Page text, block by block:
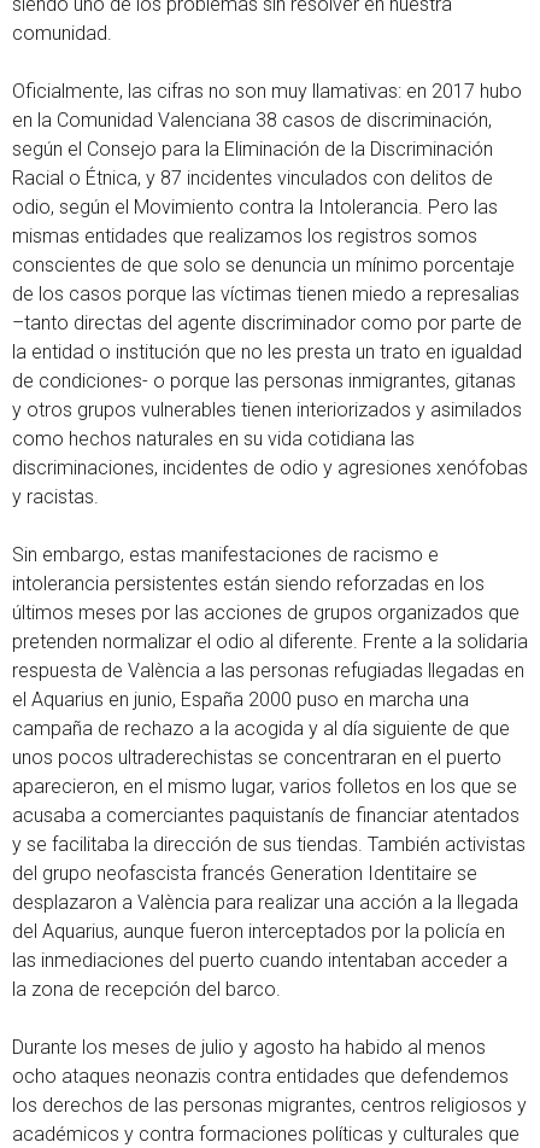
comunidad.
Oficialmente, las cifras no son muy llamativas: en 2017 hubo
en la Comunidad Valenciana 38 casos de discriminación,
según el Consejo para la Eliminación de la Discriminación
Racial o Étnica, y 87 incidentes vinculados con delitos de
odio, según el Movimiento contra la Intolerancia. Pero las
mismas entidades que realizamos los registros somos
conscientes de que solo se denuncia un mínimo porcentaje
de los casos porque las víctimas tienen miedo a represalias
–tanto directas del agente discriminador como por parte de
la entidad o institución que no les presta un trato en igualdad
de condiciones- o porque las personas inmigrantes, gitanas
y otros grupos vulnerables tienen interiorizados y asimilados
como hechos naturales en su vida cotidiana las
discriminaciones, incidentes de odio y agresiones xenófobas
y racistas.
Sin embargo, estas manifestaciones de racismo e
intolerancia persistentes están siendo reforzadas en los
últimos meses por las acciones de grupos organizados que
pretenden normalizar el odio al diferente. Frente a la solidaria
respuesta de València a las personas refugiadas llegadas en
el Aquarius en junio, España 2000 puso en marcha una
campaña de rechazo a la acogida y al día siguiente de que
unos pocos ultraderechistas se concentraran en el puerto
aparecieron, en el mismo lugar, varios folletos en los que se
acusaba a comerciantes paquistanís de financiar atentados
y se facilitaba la dirección de sus tiendas. También activistas
del grupo neofascista francés Generation Identitaire se
desplazaron a València para realizar una acción a la llegada
del Aquarius, aunque fueron interceptados por la policía en
las inmediaciones del puerto cuando intentaban acceder a
la zona de recepción del barco.
Durante los meses de julio y agosto ha habido al menos
ocho ataques neonazis contra entidades que defendemos
los derechos de las personas migrantes, centros religiosos y
académicos y contra formaciones políticas y culturales que